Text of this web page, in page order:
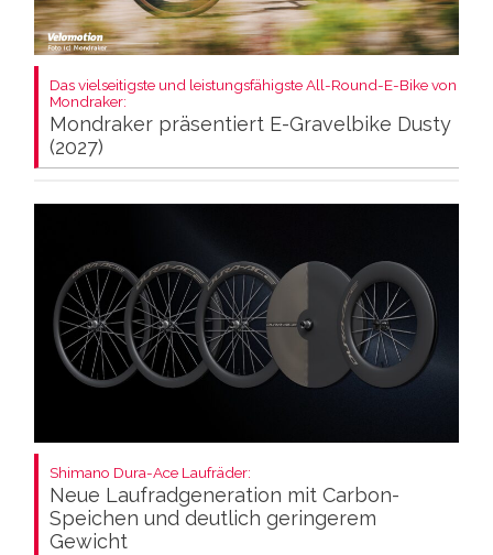
Das vielseitigste und leistungsfähigste All-Round-E-Bike von
Mondraker:
Mondraker präsentiert E-Gravelbike Dusty
(2027)
Shimano Dura-Ace Laufräder:
Neue Laufradgeneration mit Carbon-
Speichen und deutlich geringerem
Gewicht